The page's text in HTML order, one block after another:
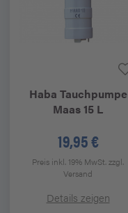
Haba Tauchpumpe
Maas 15 L
19,95 €
Preis inkl. 19% MwSt.zzgl.
Versand
Details zeigen